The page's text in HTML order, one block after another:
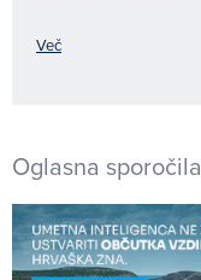
Več
Oglasna sporočila